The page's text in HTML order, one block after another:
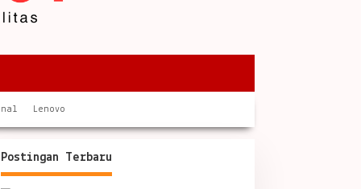
Lenovo
Postingan Terbaru